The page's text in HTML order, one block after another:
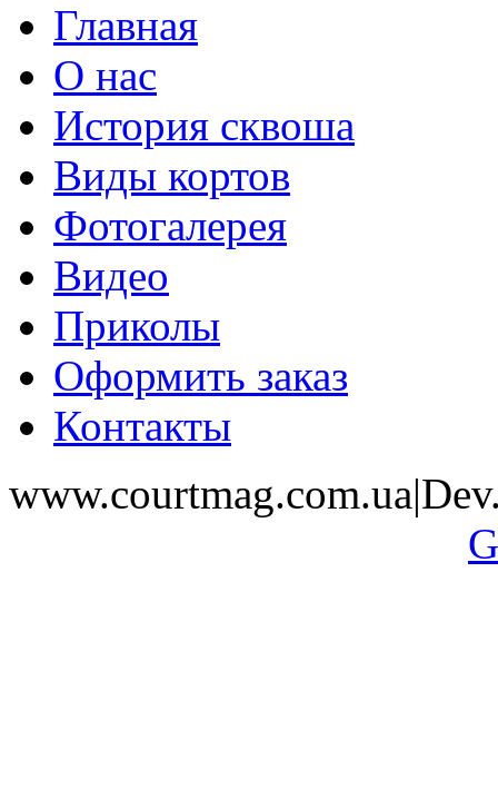
Главная
О нас
История сквоша
Виды кортов
Фотогалерея
Видео
Приколы
Оформить заказ
Контакты